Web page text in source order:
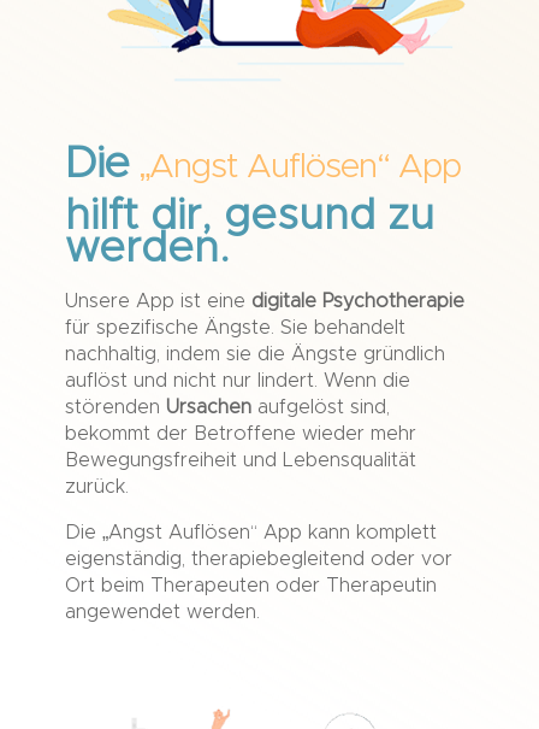
Die „Angst Auflösen“ App
hilft dir, gesund zu
werden.
Unsere App ist eine digitale Psychotherapie
für spezifische Ängste. Sie behandelt
nachhaltig, indem sie die Ängste gründlich
auflöst und nicht nur lindert. Wenn die
störenden Ursachenaufgelöst sind,
bekommt der Betroffene wieder mehr
Bewegungsfreiheit und Lebensqualität
zurück.
Die „Angst Auflösen“ App kann komplett
eigenständig, therapiebegleitend oder vor
Ort beim Therapeuten oder Therapeutin
angewendet werden.